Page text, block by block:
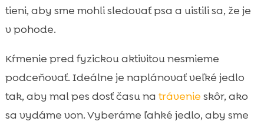
tieni, aby sme mohli sledovať psa a uistili sa, že je
v pohode.
Kŕmenie pred fyzickou aktivitou nesmieme
podceňovať. Ideálne je naplánovať veľké jedlo
tak, aby mal pes dosť času na trávenie skôr, ako
sa vydáme von. Vyberáme ľahké jedlo, aby sme